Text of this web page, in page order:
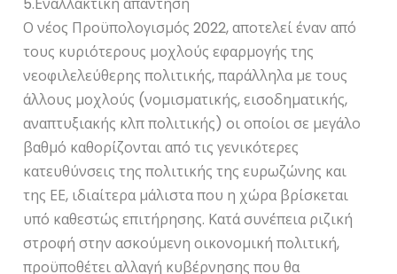
Ο νέος Προϋπολογισμός 2022, αποτελεί έναν από
τους κυριότερους μοχλούς εφαρμογής της
νεοφιλελεύθερης πολιτικής, παράλληλα με τους
άλλους μοχλούς (νομισματικής, εισοδηματικής,
αναπτυξιακής κλπ πολιτικής) οι οποίοι σε μεγάλο
βαθμό καθορίζονται από τις γενικότερες
κατευθύνσεις της πολιτικής της ευρωζώνης και
της ΕΕ, ιδιαίτερα μάλιστα που η χώρα βρίσκεται
υπό καθεστώς επιτήρησης. Κατά συνέπεια ριζική
στροφή στην ασκούμενη οικονομική πολιτική,
προϋποθέτει αλλαγή κυβέρνησης που θα